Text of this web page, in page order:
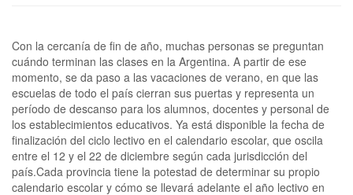
Con la cercanía de fin de año, muchas personas se preguntan
cuándo terminan las clases en la Argentina. A partir de ese
momento, se da paso a las vacaciones de verano, en que las
escuelas de todo el país cierran sus puertas y representa un
período de descanso para los alumnos, docentes y personal de
los establecimientos educativos. Ya está disponible la fecha de
finalización del ciclo lectivo en el calendario escolar, que oscila
entre el 12 y el 22 de diciembre según cada jurisdicción del
país.Cada provincia tiene la potestad de determinar su propio
calendario escolar y cómo se llevará adelante el año lectivo en